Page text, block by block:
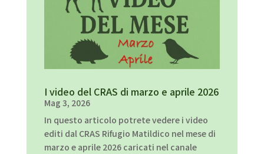
I video del CRAS di marzo e aprile 2026
Mag 3, 2026
In questo articolo potrete vedere i video
editi dal CRAS Rifugio Matildico nel mese di
marzo e aprile 2026 caricati nel canale